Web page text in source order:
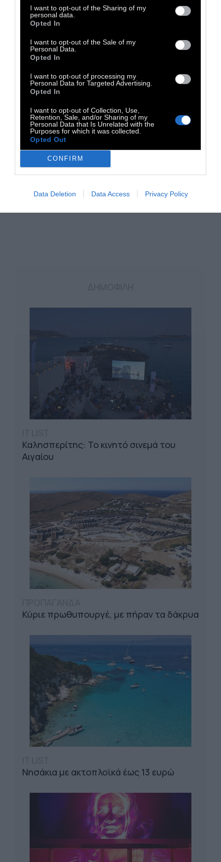
I want to opt-out of the Sharing of my
personal data.
Opted In
I want to opt-out of the Sale of my
Personal Data.
Opted In
I want to opt-out of processing my
Personal Data for Targeted Advertising.
Opted In
I want to opt-out of Collection, Use,
Retention, Sale, and/or Sharing of my
Personal Data that Is Unrelated with the
Purposes for which it was collected.
Opted Out
CONFIRM
Data Deletion Data Access Privacy Policy
Καλησπερίτης: Το κινητό σινεμά του
Αιγαίου
Κύριε πρωθυπουργέ, με πήραν τα δάκρυα
Νησάκια με ακτοπλοϊκά έως 13 ευρώ